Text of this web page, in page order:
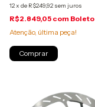
12x de R$249,92 sem juros
R$2.849,05 com Boleto
Atenção, última peça!